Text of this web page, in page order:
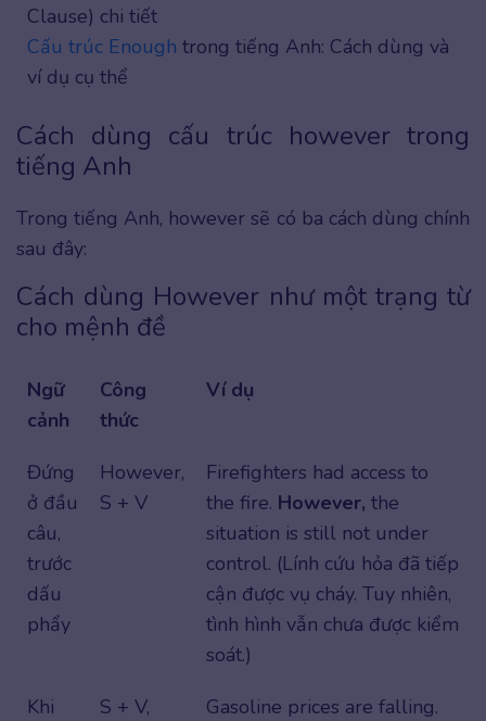
Clause) chi tiết
Cấu trúc Enough trong tiếng Anh: Cách dùng và
ví dụ cụ thể
Cách dùng cấu trúc however trong
tiếng Anh
Trong tiếng Anh, however sẽ có ba cách dùng chính
sau đây:
Cách dùng However như một trạng từ
cho mệnh đề
Ngữ
cảnh
Công
thức
Ví dụ
Đứng
ở đầu
câu,
trước
dấu
phẩy
However,
S + V
Firefighters had access to
the fire. However, the
situation is still not under
control. (Lính cứu hỏa đã tiếp
cận được vụ cháy. Tuy nhiên,
tình hình vẫn chưa được kiểm
soát.)
Khi
S + V,
Gasoline prices are falling.